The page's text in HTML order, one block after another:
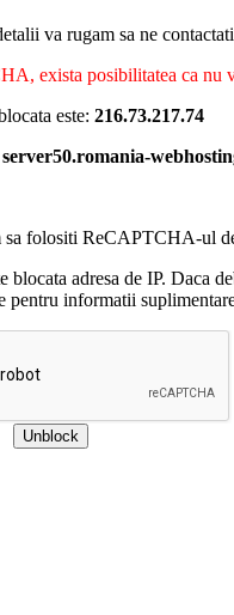
va rugam sa ne
exista posibilitatea ca nu
este: 216.73.217.74
server50.romania-
sa folositi ReCAPTCHA-ul
adresa de IP. Daca
pentru informatii